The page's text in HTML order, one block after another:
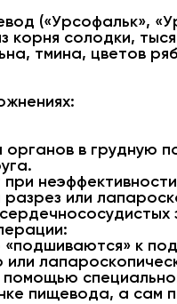
(«Урсофальк»,
солодки,
тмина, цветов
в грудную
или
к
пищевода, а сам